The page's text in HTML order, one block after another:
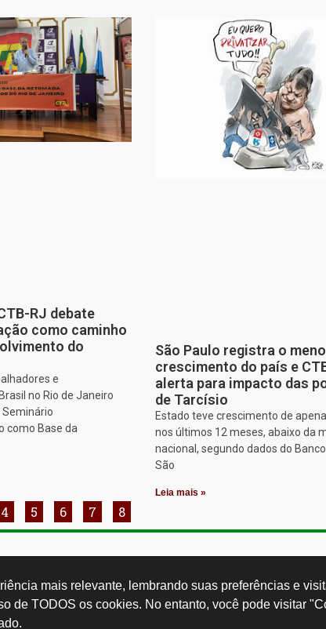
RJ debate
como caminho
do
e
no Rio de Janeiro
Seminário
como Base da
São Paulo registra o
crescimento do país e
alerta para impacto das
de Tarcísio
Estado teve crescimento de
nos últimos 12 meses, abaixo da
nacional, segundo dados do
São
Leia mais »
4 5 6 7 8
Paulo -
mais relevante, lembrando suas preferências e
de TODOS os cookies. No entanto, você pode visitar